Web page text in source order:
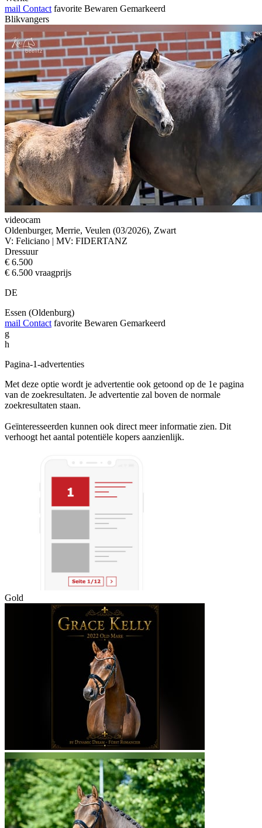
mail Contact favorite Bewaren Gemarkeerd
Blikvangers
videocam
Oldenburger, Merrie, Veulen (03/2026), Zwart
V: Feliciano | MV: FIDERTANZ
Dressuur
€ 6.500
€ 6.500 vraagprijs
DE
Essen (Oldenburg)
mail Contact favorite Bewaren Gemarkeerd
g
h
Pagina-1-advertenties
Met deze optie wordt je advertentie ook getoond op de 1e pagina
van de zoekresultaten. Je advertentie zal boven de normale
zoekresultaten staan.
Geïnteresseerden kunnen ook direct meer informatie zien. Dit
verhoogt het aantal potentiële kopers aanzienlijk.
Gold